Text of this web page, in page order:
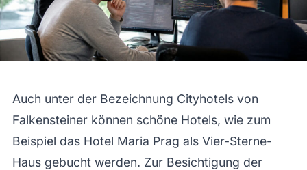
Auch unter der Bezeichnung Cityhotels von
Falkensteiner können schöne Hotels, wie zum
Beispiel das Hotel Maria Prag als Vier-Sterne-
Haus gebucht werden. Zur Besichtigung der